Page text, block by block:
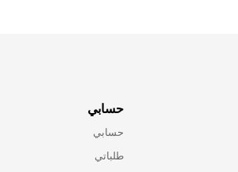
حسابي
حسابي
طلباتي